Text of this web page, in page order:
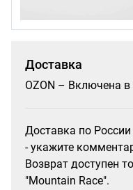
Доставка
OZON – Включена в
Доставка по
- укажите
Возврат доступен
"Mountain Race".